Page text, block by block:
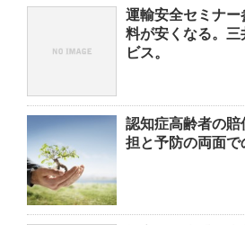
運輸安全セミナ
料が安くなる。
ビス。
認知症高齢者の
担と予防の両面で